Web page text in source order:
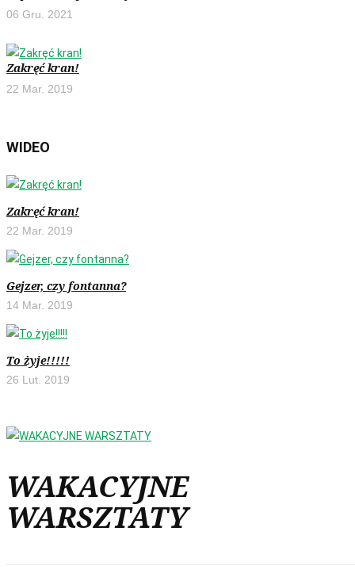
06 Gru. 2021
Zakręć kran!
22 Mar. 2019
WIDEO
Zakręć kran!
22 Mar. 2019
Gejzer, czy fontanna?
14 Mar. 2019
To żyje!!!!!
26 Lut. 2019
WAKACYJNE
WARSZTATY